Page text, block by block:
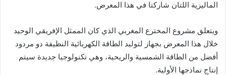
الماليزية اللتان شاركتا في هذا المعرض.
ويتعلق مشروع المخترع المغربي الذي كان الممثل الإفريقي الوحيد
خلال هذا المعرض بجهاز لتوليد الطاقة الكهربائية النظيفة دو مردود
أفضل من الطاقة الشمسية والريحية، وهي تكنولوجيا جديدة سيتم
إنتاج نماذجها الأولية.